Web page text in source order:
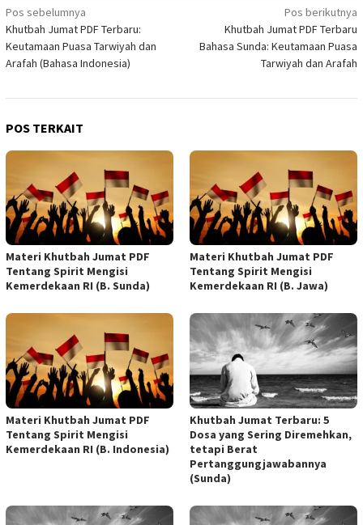
Navigasi
pos
Pos sebelumnya
Khutbah Jumat PDF Terbaru:
Keutamaan Puasa Tarwiyah dan
Arafah (Bahasa Indonesia)
Pos berikutnya
Khutbah Jumat PDF Terbaru
Bahasa Sunda: Keutamaan Puasa
Tarwiyah dan Arafah
POS TERKAIT
Materi Khutbah Jumat PDF
Tentang Spirit Mengisi
Kemerdekaan RI (B. Sunda)
Materi Khutbah Jumat PDF
Tentang Spirit Mengisi
Kemerdekaan RI (B. Jawa)
Materi Khutbah Jumat PDF
Tentang Spirit Mengisi
Kemerdekaan RI (B. Indonesia)
Khutbah Jumat Terbaru: 5
Dosa yang Sering Diremehkan,
tetapi Berat
Pertanggungjawabannya
(Sunda)